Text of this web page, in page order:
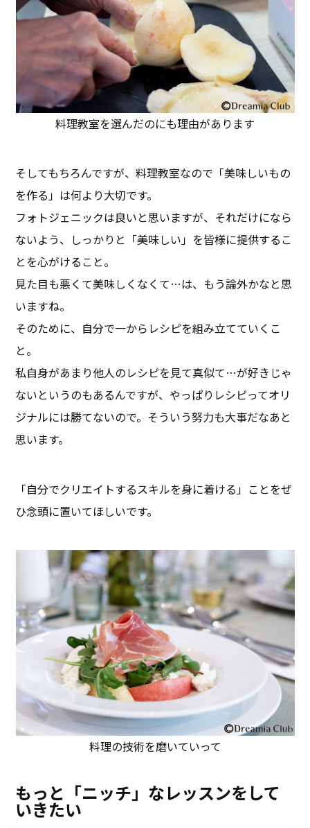
料理教室を選んだのにも理由があります
そしてもちろんですが、料理教室なので「美味しいもの
を作る」は何より大切です。
フォトジェニックは良いと思いますが、それだけになら
ないよう、しっかりと「美味しい」を皆様に提供するこ
とを心がけること。
見た目も悪くて美味しくなくて…は、もう論外かなと思
いますね。
そのために、自分で一からレシピを組み立てていくこ
と。
私自身があまり他人のレシピを見て真似て…が好きじゃ
ないというのもあるんですが、やっぱりレシピってオリ
ジナルには勝てないので。そういう努力も大事だなあと
思います。
「自分でクリエイトするスキルを身に着ける」ことをぜ
ひ念頭に置いてほしいです。
料理の技術を磨いていって
もっと「ニッチ」なレッスンをして
いきたい